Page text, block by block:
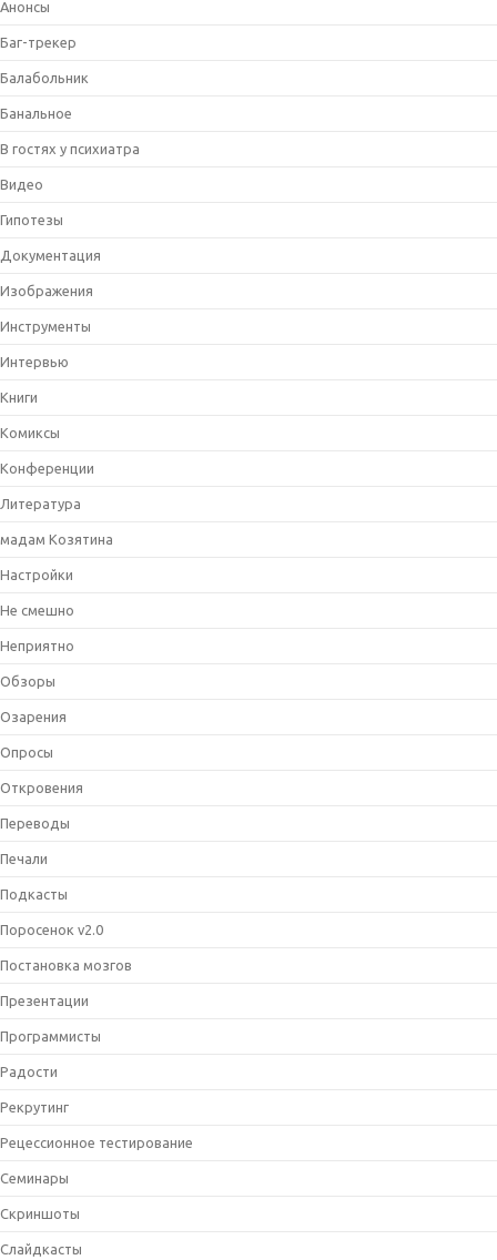
Анонсы
Баг-трекер
Балабольник
Банальное
В гостях у психиатра
Видео
Гипотезы
Документация
Изображения
Инструменты
Интервью
Книги
Комиксы
Конференции
Литература
мадам Козятина
Настройки
Не смешно
Неприятно
Обзоры
Озарения
Опросы
Откровения
Переводы
Печали
Подкасты
Поросенок v2.0
Постановка мозгов
Презентации
Программисты
Радости
Рекрутинг
Рецессионное тестирование
Семинары
Скриншоты
Слайдкасты